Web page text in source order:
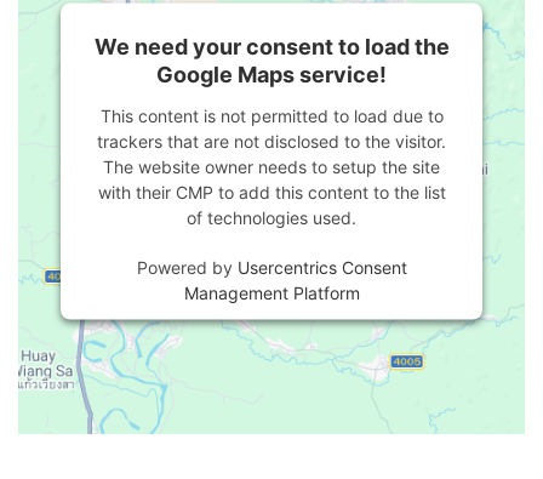
We need your consent to load the
Google Maps service!
This content is not permitted to load due to
trackers that are not disclosed to the visitor.
The website owner needs to setup the site
with their CMP to add this content to the list
of technologies used.
Powered by Usercentrics Consent
Management Platform